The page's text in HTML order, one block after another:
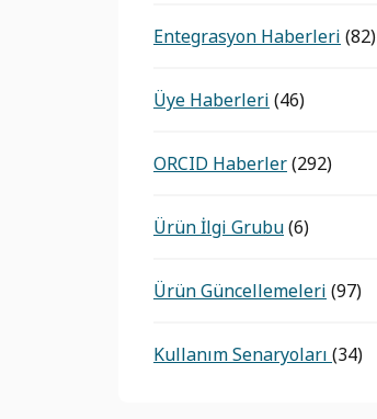
Entegrasyon Haberleri (82)
Üye Haberleri (46)
ORCID Haberler(292)
Ürün İlgi Grubu(6)
Ürün Güncellemeleri (97)
Kullanım Senaryoları (34)